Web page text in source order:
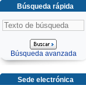
Búsqueda rápida
Búsqueda avanzada
Sede electrónica